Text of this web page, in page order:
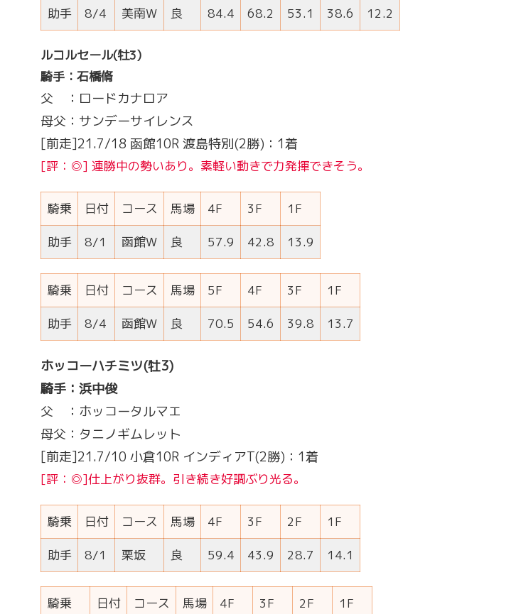
助手 8/4 美南W 良 84.4 68.2 53.1 38.6 12.2
ルコルセール(牡3)
騎手：石橋脩
父 ：ロードカナロア
母父：サンデーサイレンス
[前走]21.7/18 函館10R 渡島特別(2勝)：1着
[評：◎] 連勝中の勢いあり。素軽い動きで力発揮できそう。
騎乗 日付 コース 馬場 4F 3F 1F
助手 8/1 函館W 良 57.9 42.8 13.9
騎乗 日付 コース 馬場 5F 4F 3F 1F
助手 8/4 函館W 良 70.5 54.6 39.8 13.7
ホッコーハチミツ(牡3)
騎手：浜中俊
父 ：ホッコータルマエ
母父：タニノギムレット
[前走]21.7/10 小倉10R インディアT(2勝)：1着
[評：◎]仕上がり抜群。引き続き好調ぶり光る。
騎乗 日付 コース 馬場 4F 3F 2F 1F
助手 8/1 栗坂 良 59.4 43.9 28.7 14.1
騎乗 日付 コース 馬場 4F 3F 2F 1F